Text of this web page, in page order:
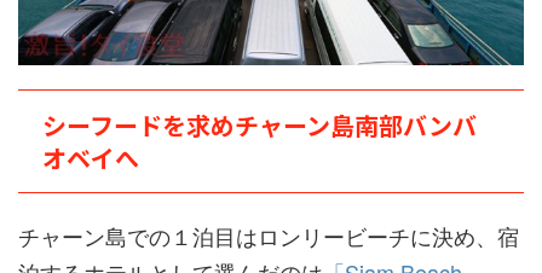
シーフードを求めチャーン島南部バンバ
オベイへ
チャーン島での１泊目はロンリービーチに決め、宿